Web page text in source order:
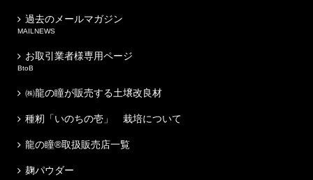
過去のメールマガジン
MAILNEWS
お取引業者様専用ページ
BtoB
㈱龍の瞳が販売する土壌改良材
種籾「いのちの壱」 栽培について
龍の瞳®取扱販売店一覧
麹パウダー